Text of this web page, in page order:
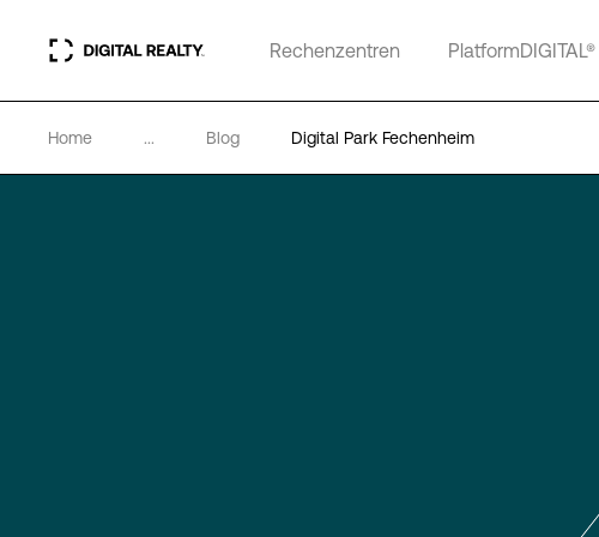
Rechenzentren PlatformDIGITAL®
Home ... Blog Digital Park Fechenheim